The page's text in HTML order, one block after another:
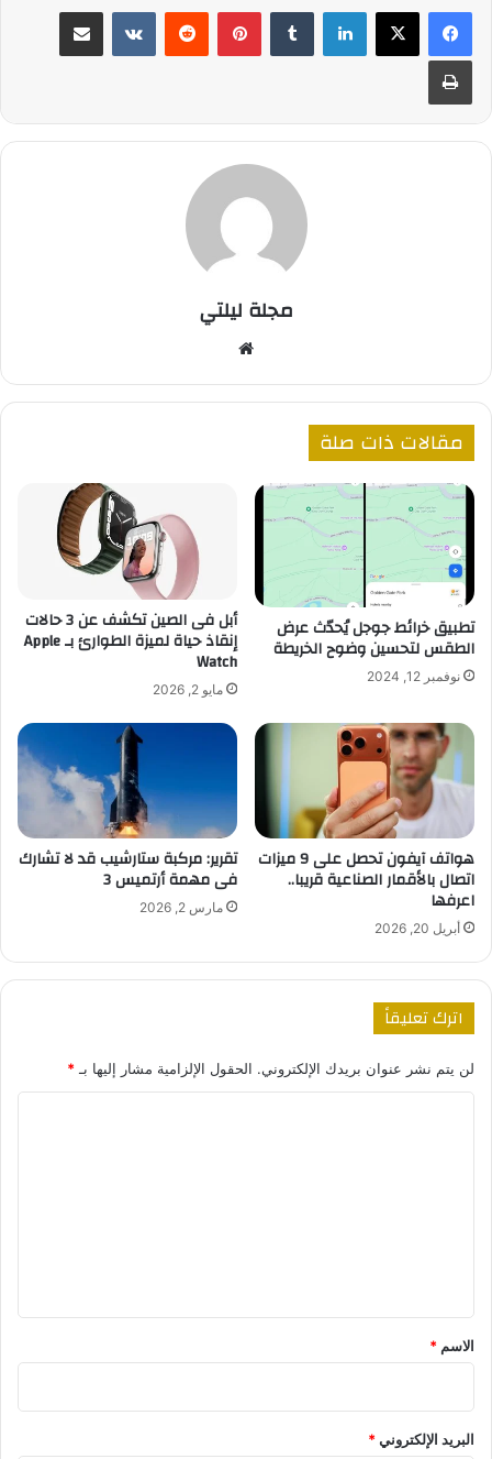
لينكدإن بينتيريست مشاركة عبر البريد
طباعة
مجلة ليلتي
مقالات ذات صلة
تطبيق خرائط جوجل يُحدّث عرض
الطقس لتحسين وضوح الخريطة
نوفمبر 12, 2024
أبل فى الصين تكشف عن 3 حالات
إنقاذ حياة لميزة الطوارئ بـ Apple
Watch
مايو 2, 2026
هواتف آيفون تحصل على 9 ميزات
اتصال بالأقمار الصناعية قريبا..
اعرفها
أبريل 20, 2026
تقرير: مركبة ستارشيب قد لا تشارك
فى مهمة أرتميس 3
مارس 2, 2026
اترك تعليقاً
لن يتم نشر عنوان بريدك الإلكتروني. الحقول الإلزامية مشار إليها بـ *
*
الاسم *
البريد الإلكتروني*